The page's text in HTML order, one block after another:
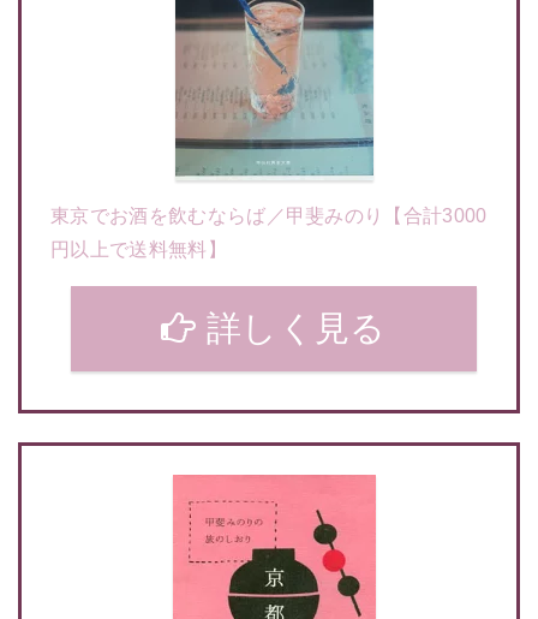
東京でお酒を飲むならば／甲斐みのり【合計3000
円以上で送料無料】
詳しく見る